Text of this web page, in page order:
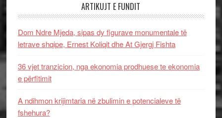
ARTIKUJT E FUNDIT
Dom Ndre Mjeda, sipas dy figurave monumentale të
letrave shqipe, Ernest Koliqit dhe At Gjergj Fishta
36 vjet tranzicion, nga ekonomia prodhuese te ekonomia
e përfitimit
A ndihmon krijimtaria në zbulimin e potencialeve të
fshehura?